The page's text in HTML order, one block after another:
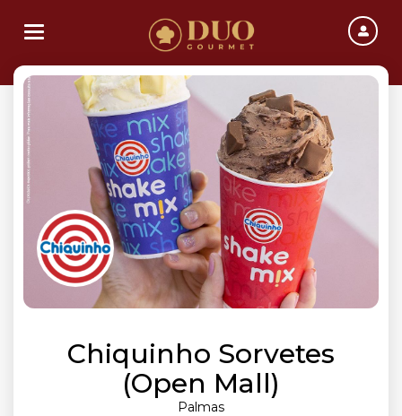
Toggle navigation
Chiquinho Sorvetes
(Open Mall)
Palmas